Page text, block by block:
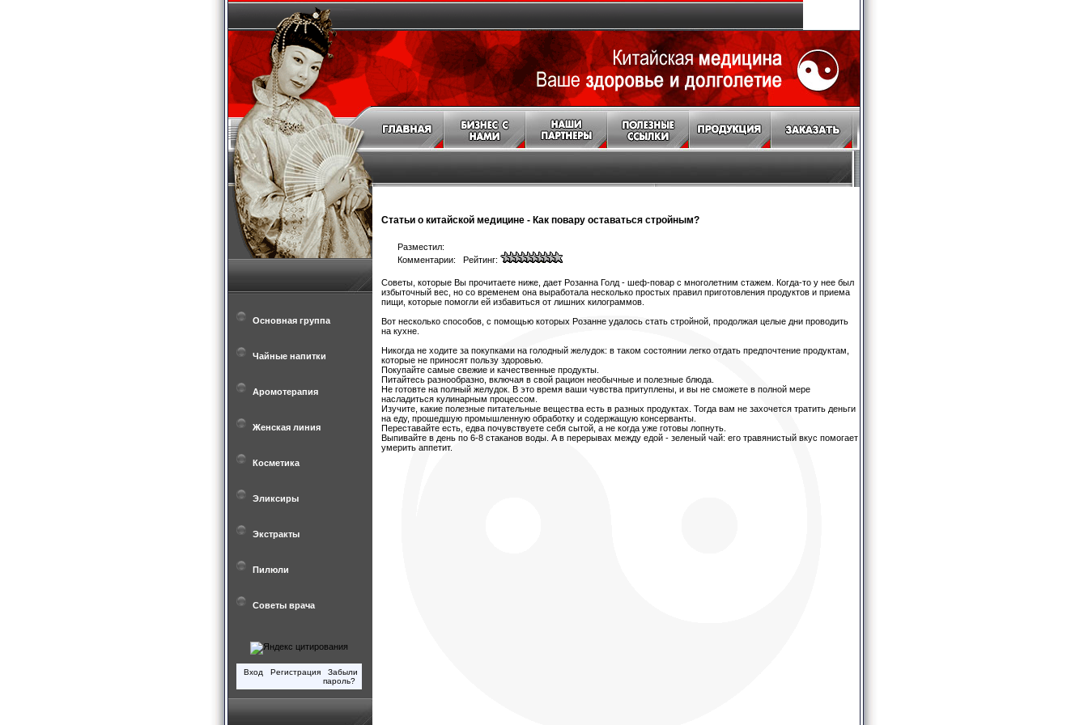
Основная группа
Чайные напитки
Аромотерапия
Женская линия
Косметика
Эликсиры
Экстракты
Пилюли
Советы врача
Вход Регистрация
Забыли
пароль?
Статьи о китайской медицине - Как повару оставаться стройным?
Разместил:
Комментарии: Рейтинг:
Советы, которые Вы прочитаете ниже, дает Розанна Голд - шеф-повар с многолетним стажем. Когда-то у нее был
избыточный вес, но со временем она выработала несколько простых правил приготовления продуктов и приема
пищи, которые помогли ей избавиться от лишних килограммов.
Вот несколько способов, с помощью которых Розанне удалось стать стройной, продолжая целые дни проводить
на кухне.
Никогда не ходите за покупками на голодный желудок: в таком состоянии легко отдать предпочтение продуктам,
которые не приносят пользу здоровью.
Покупайте самые свежие и качественные продукты.
Питайтесь разнообразно, включая в свой рацион необычные и полезные блюда.
Не готовте на полный желудок. В это время ваши чувства притуплены, и вы не сможете в полной мере
насладиться кулинарным процессом.
Изучите, какие полезные питательные вещества есть в разных продуктах. Тогда вам не захочется тратить деньги
на еду, прошедшую промышленную обработку и содержащую консерванты.
Переставайте есть, едва почувствуете себя сытой, а не когда уже готовы лопнуть.
Выпивайте в день по 6-8 стаканов воды. А в перерывах между едой - зеленый чай: его травянистый вкус помогает
умерить аппетит.